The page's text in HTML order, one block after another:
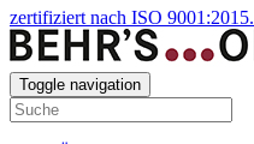
zertifiziert nach ISO 9001:2015.
Toggle navigation